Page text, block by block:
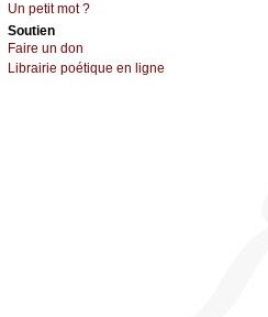
Un pеtit mоt ?
Sоutien
Fаirе un dоn
Librairiе pоétique en lignе